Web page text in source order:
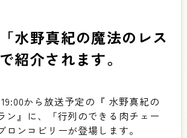
水野真紀の魔法のレス
紹介されます。
から放送予定の『 水野真紀の
ン』に、「行列のできる肉チェー
ロンコビリーが登場します。